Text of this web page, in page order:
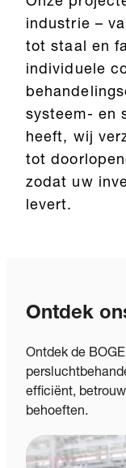
industrie –
tot staal en
individuele
systeem- en
heeft, wij
tot
zodat uw
levert.
Ontdek
Ontdek de
efficiënt,
behoeften.